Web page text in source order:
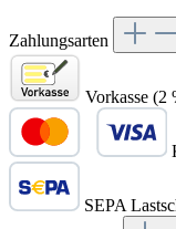
Zahlungsarten
Vorkasse (2
SEPA